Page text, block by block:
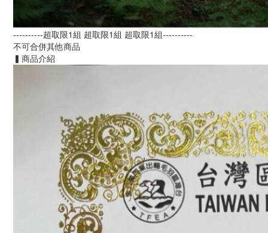
----------超取限1組 超取限1組 超取限1組----------
不可合併其他商品
▍商品介紹